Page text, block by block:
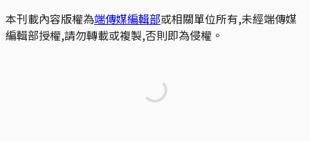
本刊載內容版權為端傳媒編輯部或相關單位所有,未經端傳媒
編輯部授權,請勿轉載或複製,否則即為侵權。